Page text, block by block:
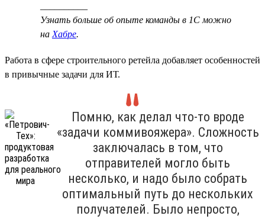
Узнать больше об опыте команды в 1С можно
на Хабре.
Работа в сфере строительного ретейла добавляет особенностей
в привычные задачи для ИТ.
Помню, как делал что-то вроде
«задачи коммивояжера». Сложность
заключалась в том, что
отправителей могло быть
несколько, и надо было собрать
оптимальный путь до нескольких
получателей. Было непросто,